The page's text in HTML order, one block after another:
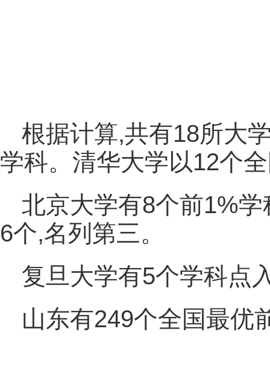
根据计算,共有18所大
学科。清华大学以12个
北京大学有8个前1%
6个,名列第三。
复旦大学有5个学科点
山东有249个全国最优